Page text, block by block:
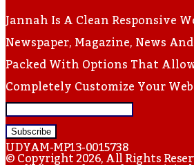
Jannah Is A Clean Responsive
Newspaper, Magazine, News
Packed With Options That
Completely Customize Your
Enter
Your
Email
UDYAM-MP13-0015738
© Copyright 2026, All Rights